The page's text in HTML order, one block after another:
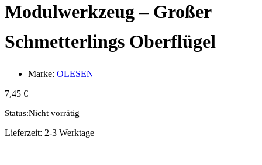
Modulwerkzeug – Großer
Schmetterlings Oberflügel
Marke: OLESEN
7,45 €
Status:Nicht vorrätig
Lieferzeit: 2-3 Werktage